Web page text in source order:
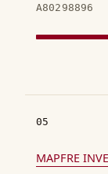
A80298896
05
MAPFRE